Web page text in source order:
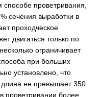
проветривания,
сечения выработки в
проходческое
двигаться только по
ограничивает
при больших
установлено, что
не превышает 350
проветривании более